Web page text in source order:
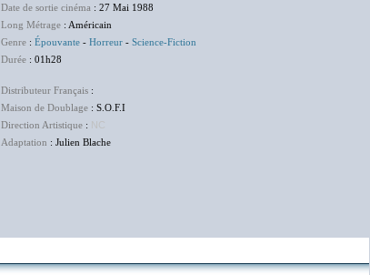
Date de sortie cinéma : 27 Mai 1988
Long Métrage : Américain
Genre : Épouvante - Horreur - Science-Fiction
Durée : 01h28
Distributeur Français :
Maison de Doublage : S.O.F.I
Direction Artistique : NC
Adaptation : Julien Blache